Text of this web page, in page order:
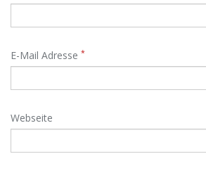
E-Mail Adresse *
Webseite